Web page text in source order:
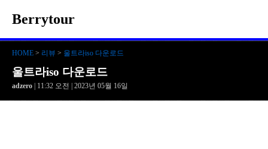
Berrytour
HOME > 리뷰 > 울트라iso 다운로드
울트라iso 다운로드
adzero | 11:32 오전 | 2023년 05월 16일